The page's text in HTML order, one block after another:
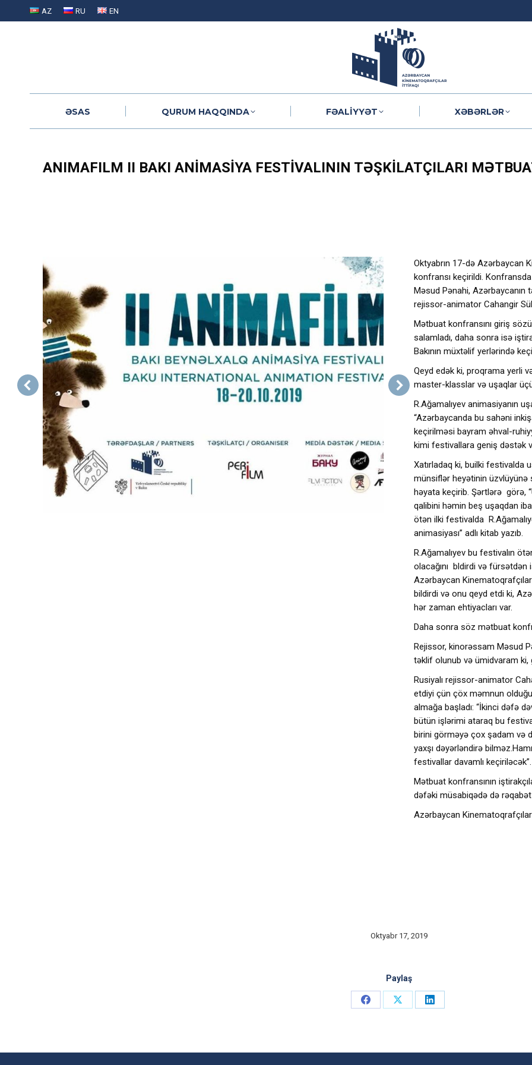
AZ RU EN
ƏSAS
QURUM HAQQINDA FƏALIYYƏT XƏBƏRLƏR
ANIMAFILM II BAKI ANIMASIYA FESTIVALININ TƏŞKILATÇILARI
Oktyabrın 17-də Azərbaycan
konfransı keçirildi.
Məsud Pənahi, Azərbaycanın
rejissor-animator Cahangir
Mətbuat konfransını giriş
salamladı, daha sonra isə
Bakının müxtəlif yerlərində
Qeyd edək ki, proqrama yerli
master-klasslar və uşaqlar
R.Ağamalıyev animasiyanın
“Azərbaycanda bu sahəni
keçirilməsi bayram əhval-
kimi festivallara geniş dəstək
Xatırladaq ki, builki festivalda
münsiflər heyətinin
həyata keçirib. Şərtlərə görə,
qalibini həmin beş uşaqdan
ötən ilki festivalda
animasiyası” adlı kitab yazıb.
R.Ağamalıyev bu festivalın
olacağını bldirdi və
Azərbaycan
bildirdi və onu qeyd etdi ki,
hər zaman ehtiyacları var.
Daha sonra söz mətbuat
Rejissor, kinorəssam Məsud
təklif olunub və ümidvaram ki,
Rusiyalı rejissor-animator
etdiyi çün çöx məmnun
almağa başladı: “İkinci dəfə
bütün işlərimi ataraq bu
birini görməyə çox şadam və
yaxşı dəyərləndirə
festivallar davamlı keçiriləcək”.
Mətbuat konfransının
dəfəki müsabiqədə də
Azərbaycan
Oktyabr 17, 2019
Paylaş
Share
Share
Share